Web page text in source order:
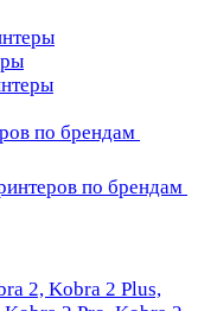
по брендам
по брендам
2, Kobra 2 Plus,